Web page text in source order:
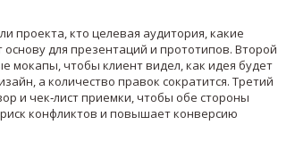
проекта, кто целевая аудитория, какие
основу для презентаций и прототипов. Второй
мокапы, чтобы клиент видел, как идея будет
а количество правок сократится. Третий
и чек‑лист приемки, чтобы обе стороны
конфликтов и повышает конверсию